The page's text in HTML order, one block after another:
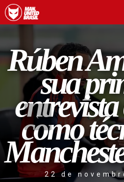
Rúben
sua
como
22 de